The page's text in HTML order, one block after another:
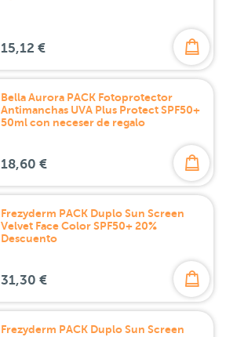
15,12 €
Bella Aurora PACK Fotoprotector
Antimanchas UVA Plus Protect SPF50+
50ml con neceser de regalo
18,60 €
Frezyderm PACK Duplo Sun Screen
Velvet Face Color SPF50+ 20%
Descuento
31,30 €
Frezyderm PACK Duplo Sun Screen